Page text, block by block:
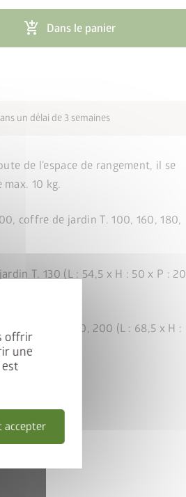
offrir
une
accepter
add_shopping_cart Dans le panier
un délai de 3 semaines
de l’espace de rangement, il se
10 kg.
coffre de jardin T. 100, 160, 180,
T. 130 (L : 54,5 x H : 50 x P : 20
T. 160, 180, 200 (L : 68,5 x H :
cancel